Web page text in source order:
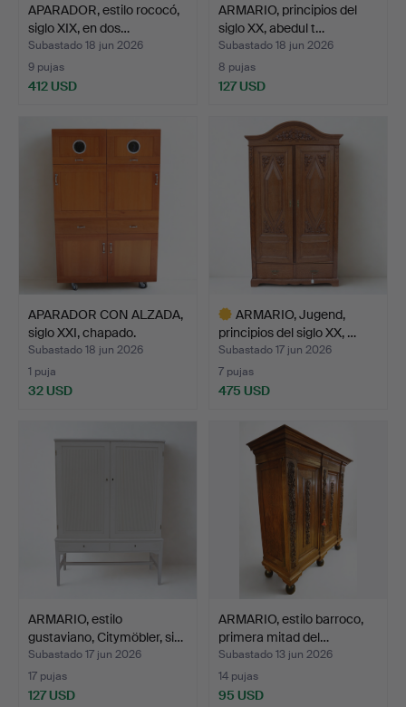
APARADOR, estilo rococó,
siglo XIX, en dos…
Subastado 18 jun 2026
9 pujas
412 USD
ARMARIO, principios del
siglo XX, abedul t…
Subastado 18 jun 2026
8 pujas
127 USD
APARADOR CON ALZADA,
siglo XXI, chapado.
Subastado 18 jun 2026
1 puja
32 USD
ARMARIO, Jugend,
principios del siglo XX, …
Subastado 17 jun 2026
7 pujas
475 USD
seleccionado
ARMARIO, estilo
gustaviano, Citymöbler, si…
Subastado 17 jun 2026
17 pujas
127 USD
ARMARIO, estilo barroco,
primera mitad del…
Subastado 13 jun 2026
14 pujas
95 USD